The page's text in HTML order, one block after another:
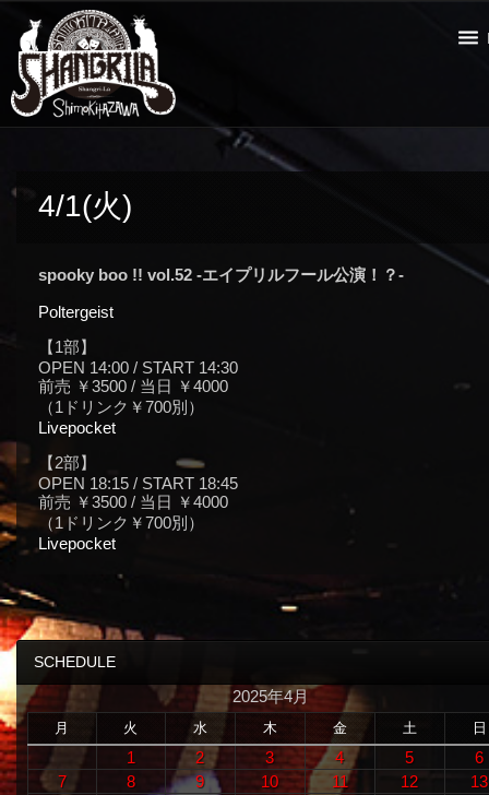
4/1(火)
spooky boo !! vol.52 -エイプリルフール公演！？-
Poltergeist
【1部】
OPEN 14:00 / START 14:30
前売 ￥3500 / 当日 ￥4000
（1ドリンク￥700別）
Livepocket
【2部】
OPEN 18:15 / START 18:45
前売 ￥3500 / 当日 ￥4000
（1ドリンク￥700別）
Livepocket
SCHEDULE
2025年4月
月 火 水 木 金 土 日
1 2 3 4 5
6
7
8 9 10 11 12
13